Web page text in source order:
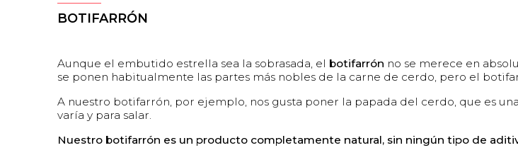
BOTIFARRÓN
Aunque el embutido estrella sea la sobrasada, el botifarrón no se merece en
se ponen habitualmente las partes más nobles de la carne de cerdo, pero el
A nuestro botifarrón, por ejemplo, nos gusta poner la papada del cerdo, que es
varía y para salar.
Nuestro botifarrón es un producto completamente natural, sin ningún tipo de